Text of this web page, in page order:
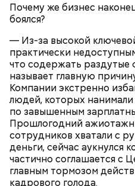
Почему же бизнес
боялся?
— Из-за высокой
практически
что содержать
называет главную
Компании экстренно
людей, которых
по завышенным
Прошлогодний
сотрудников хватали с
деньги, сейчас аукнулся
частично соглашается с
главным тормозом
кадрового голода.
мука:
растительное масло;
кабачки;
баклажаны.